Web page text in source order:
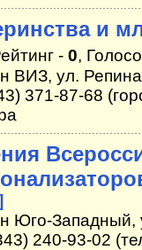
и
- 0,
ВИЗ, ул.
371-87-68
Юго-
240-93-02